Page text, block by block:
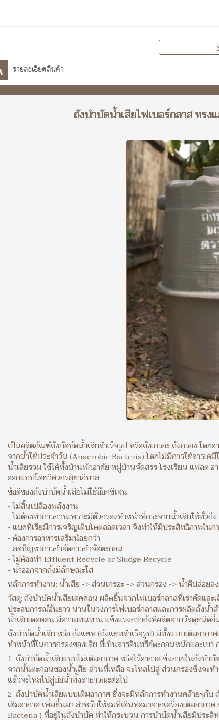
รายละเอียดสินค้า
ถังบำบัดน้ำเสียไฟเบอร์กลาส ทร
เป็นผลิตภัณฑ์ถังบัดบัดน้ำเสียสำเร็จรูป หรือถังเกรอะ ถังกรอง โด
จากน้ำใช้ประจำวัน (Anaerobic Bacteria) โดยไม่มีการใช้สารเ
น้ำเสียรวม ใช้ได้ทั้งบ้านพักอาศัย หมู่บ้านจัดสรร โรงเรียน แฟลต
ออกแบบโดยวิศวกรสุขาภิบาล
ข้อดีของถังบำบัดน้ำเสียไม่ใช้อ๊อกซิเจน:
- ไม่สิ้นเปลืองพลังงาน
- ไม่ต้องทำการกวนเพราะมีตัวกรองทำหน้าที่กระจายน้ำเสียให้ทั่วถึง
- แบคทีเรียมีการเจริญเติบโตตลอดเวลา จึงทำให้มีประสิทธิภาพในก
- ต้องการอาหารเสริมน้อยกว่า
- ลดปัญหาการกำจัดการกำจัดตะกอน
- ไม่ต้องทำ Effluent Recycle or Sludge Recycle
- น้ำออกจากถังมีลักษณะใส
หลักการทำงาน: น้ำเสีย -> ส่วนเกรอะ -> ส่วนกรอง -> น้ำดีปล่อยล
วัสดุ: ถังบำบัดน้ำเสียเดคคอน ผลิตขึ้นจากไฟเบอร์กลาสที่เราคัดแ
ประสบการณ์อันยาว นานในวงการไฟเบอร์กลาสและการผลิตถังน้ำ
น้ำเสียเดคคอน มีความทนทาน แข็งแรงกว่าถังที่ผลิตจากวัสดุชนิด
ถังบำบัดน้ำเสีย หรือ ถังแซท (ถังแซทสำเร็จรูป) มีทั้งแบบเติมอากา
ทำหน้าที่ในการกรองของเสีย ที่เป็นสารอินทรีย์ตะกอนหนักและเบ
1. ถังบำบัดน้ำเสียแบบไม่เติมอากาศ หรือไร้อากาศ ซึ่งภายในถังบ
จากนั้นตะกอนของน้ำเสีย ส่วนที่เหลือ จะไหลไปสู่ ส่วนกรองซึ่งจ
แล้วจะไหลไปสู่บ่อน้ำทิ้งสาธารณะต่อไป
2. ถังบำบัดน้ำเสียแบบเติมอากาศ ซึ่งจะมีหลักการทำงานคล้ายๆกั
เติมอากาศ เพิ่มขึ้นมา สำหรับให้ลมที่เดินท่อมาจากเครื่องเติมอาก
Bacteria ) ที่อยู่ในถังบำบัด ทำให้กระบวน การบำบัดน้ำเสียมีประ